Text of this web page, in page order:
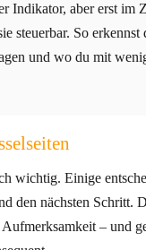
Indikator, aber erst im
steuerbar. So erkennst
und wo du mit
wichtig. Einige
den nächsten Schritt.
– und